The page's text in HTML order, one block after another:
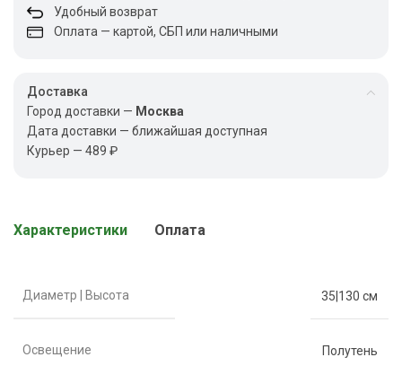
Удобный возврат
Оплата — картой, СБП или наличными
Доставка
Город доставки — Москва
Дата доставки — ближайшая доступная
Курьер — 489 ₽
Характеристики Оплата
Диаметр | Высота 35|130 см
Освещение Полутень